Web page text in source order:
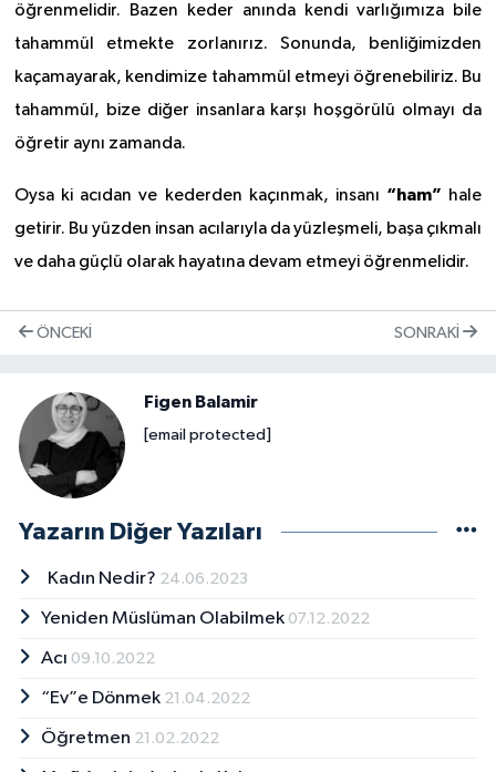
öğrenmelidir. Bazen keder anında kendi varlığımıza bile
tahammül etmekte zorlanırız. Sonunda, benliğimizden
kaçamayarak, kendimize tahammül etmeyi öğrenebiliriz. Bu
tahammül, bize diğer insanlara karşı hoşgörülü olmayı da
öğretir aynı zamanda.
Oysa ki acıdan ve kederden kaçınmak, insanı “ham” hale
getirir. Bu yüzden insan acılarıyla da yüzleşmeli, başa çıkmalı
ve daha güçlü olarak hayatına devam etmeyi öğrenmelidir.
ÖNCEKI SONRAKI
Figen Balamir
[email protected]
Yazarın Diğer Yazıları
Kadın Nedir? 24.06.2023
Yeniden Müslüman Olabilmek 07.12.2022
Acı 09.10.2022
“Ev”e Dönmek 21.04.2022
Öğretmen 21.02.2022